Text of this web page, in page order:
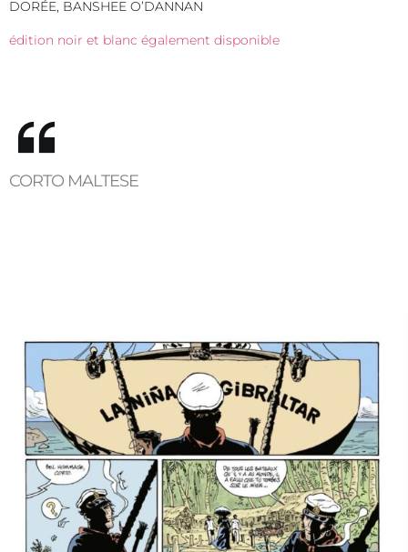
DORÉE, BANSHEE O’DANNAN
édition noir et blanc également disponible
CORTO MALTESE